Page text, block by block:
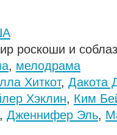
роскоши и
, мелодрама
Хиткот, Дакота
Хэклин, Ким
, Дженнифер Эль,